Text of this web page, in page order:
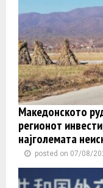
Македонското
регионот
најголемата
posted on 07/08/